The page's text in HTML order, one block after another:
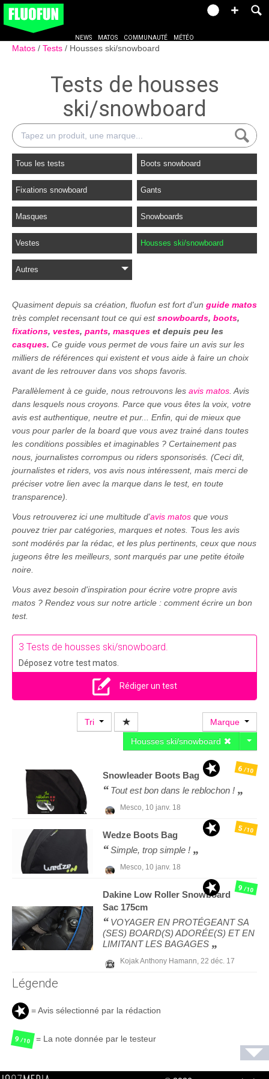
NEWS MATOS COMMUNAUTÉ MÉTÉO
Matos Tests Housses ski/snowboard
Tests de housses
ski/snowboard
Tous les tests Boots snowboard
Fixations snowboard Gants
Masques Snowboards
Vestes Housses ski/snowboard
Autres
Quasiment depuis sa création, fluofun est fort d'un guide matos
très complet recensant tout ce qui est snowboards, boots,
fixations, vestes, pants, masques et depuis peu les
casques. Ce guide vous permet de vous faire un avis sur les
milliers de références qui existent et vous aide à faire un choix
avant de les retrouver dans vos shops favoris.
Parallèlement à ce guide, nous retrouvons les avis matos . Avis
dans lesquels nous croyons. Parce que vous êtes la voix, votre
avis est authentique, neutre et pur... Enfin, qui de mieux que
vous pour parler de la board que vous avez trainé dans toutes
les conditions possibles et imaginables ? Certainement pas
nous, journalistes corrompus ou riders sponsorisés. (Ceci dit,
journalistes et riders, vos avis nous intéressent, mais merci de
préciser votre lien avec la marque dans le test, en toute
transparence).
Vous retrouverez ici une multitude d'avis matos que vous
pouvez trier par catégories, marques et notes. Tous les avis
sont modérés par la rédac, et les plus pertinents, ceux que nous
jugeons être les meilleurs, sont marqués par une petite étoile
noire.
Vous avez besoin d'inspiration pour écrire votre propre avis
matos ? Rendez vous sur notre article : comment écrire un bon
test.
3 Tests de housses ski/snowboard.
Déposez votre test matos.
Rédiger un test
Tri
Marque
Housses ski/snowboard
Snowleader Boots Bag
Tout est bon dans le reblochon !
Mesco, 10 janv. 18
6/10
Wedze Boots Bag
Simple, trop simple !
Mesco, 10 janv. 18
5/10
Dakine Low Roller Snowboard
Sac 175cm
VOYAGER EN PROTÉGEANT SA
(SES) BOARD(S) ADORÉE(S) ET EN
LIMITANT LES BAGAGES
Kojak Anthony Hamann, 22 déc. 17
9/10
Légende
= Avis sélectionné par la rédaction
9/10 = La note donnée par le testeur